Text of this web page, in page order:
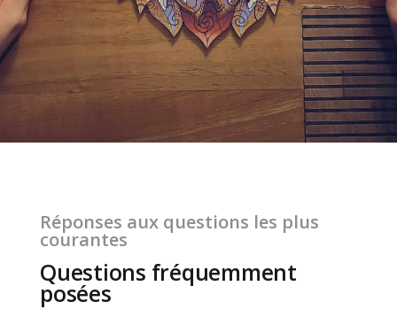
Réponses aux questions les plus
courantes
Questions fréquemment
posées